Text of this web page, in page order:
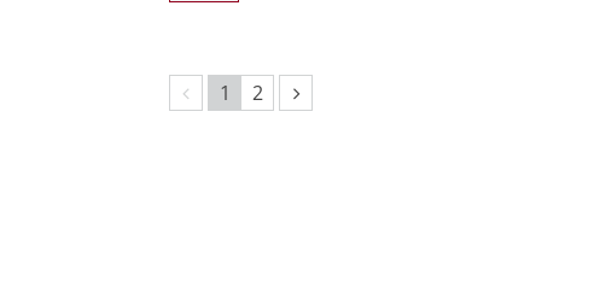
Vorherige Seite
1 2 Nächste Seite